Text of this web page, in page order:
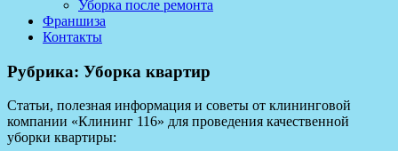
Уборка после ремонта
Франшиза
Контакты
Рубрика: Уборка квартир
Статьи, полезная информация и советы от клининговой
компании «Клининг 116» для проведения качественной
уборки квартиры: